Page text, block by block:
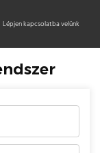
Lépjen kapcsolatba velünk